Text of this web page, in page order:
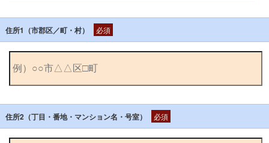
住所1（市郡区／町・村） 必須
住所2（丁目・番地・マンション名・号室） 必須